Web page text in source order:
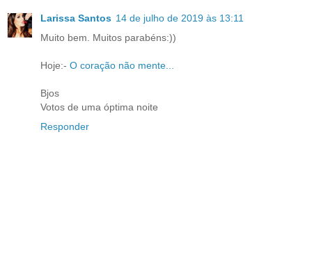
Larissa Santos 14 de julho de 2019 às 13:11
Muito bem. Muitos parabéns:))
Hoje:- O coração não mente...
Bjos
Votos de uma óptima noite
Responder